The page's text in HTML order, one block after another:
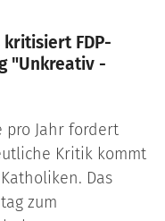
FDP-
"Unkreativ -
pro Jahr fordert
Kritik kommt
Das
zum